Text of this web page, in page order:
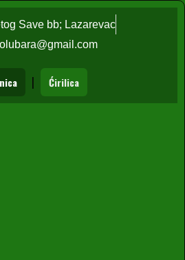
Save bb; Lazarevac
| Ćirilica